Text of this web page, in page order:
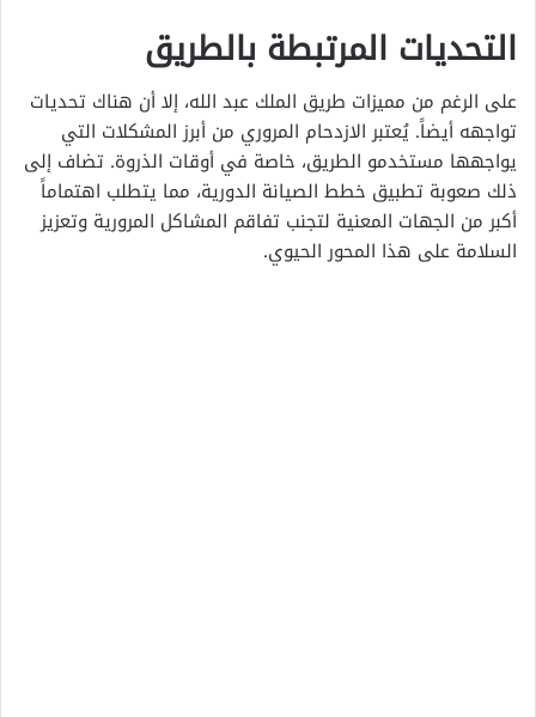
التحديات المرتبطة بالطريق
على الرغم من مميزات طريق الملك عبد الله، إلا أن هناك تحديات
تواجهه أيضاً. يُعتبر الازدحام المروري من أبرز المشكلات التي
يواجهها مستخدمو الطريق، خاصة في أوقات الذروة. تضاف إلى
ذلك صعوبة تطبيق خطط الصيانة الدورية، مما يتطلب اهتماماً
أكبر من الجهات المعنية لتجنب تفاقم المشاكل المرورية وتعزيز
السلامة على هذا المحور الحيوي.